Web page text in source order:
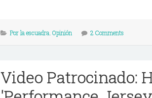
Por la escuadra. Opinión 2 Comments
Video Patrocinado: